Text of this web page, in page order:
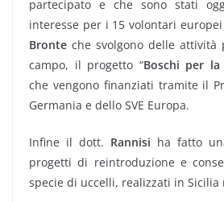
partecipato e che sono stati
interesse per i 15 volontari
Bronte che svolgono delle attività
campo, il progetto “Boschi per la
che vengono finanziati tramite il
Germania e dello SVE Europa.
Infine il dott. Rannisi ha fatto
progetti di reintroduzione e
specie di uccelli, realizzati in